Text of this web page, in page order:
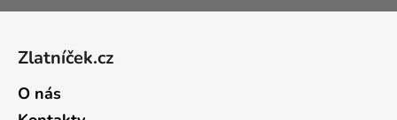
Zlatníček.cz
O nás